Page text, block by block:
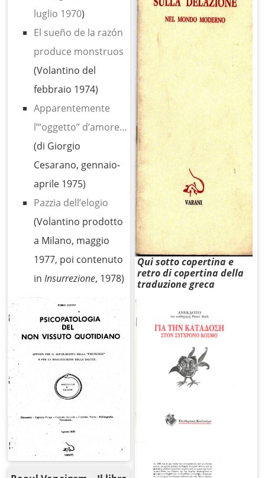
luglio 1970)
El sueño de la razón
produce monstruos
(Volantino del
febbraio 1974)
Apparentemente
l’“oggetto” d’amore…
(di Giorgio
Cesarano, gennaio-
aprile 1975)
Pazzia dell’elogio
(Volantino prodotto
a Milano, maggio
1977, poi contenuto
inInsurrezione, 1978)
Qui sotto copertina e
retro di copertina della
traduzione greca